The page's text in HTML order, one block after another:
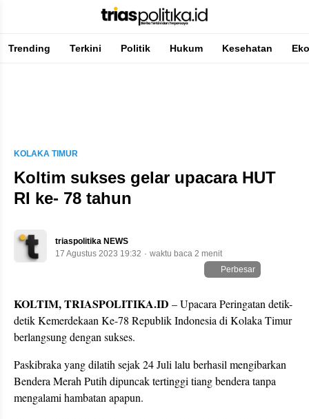
Berita Terkini & Terpercaya
Trending Terkini Politik Hukum Kesehatan
KOLAKA TIMUR
Koltim sukses gelar upacara HUT
RI ke- 78 tahun
triaspolitika NEWS
17 Agustus 2023 19:32
waktu baca 2 menit
Perbesar
KOLTIM, TRIASPOLITIKA.ID – Upacara Peringatan detik-
detik Kemerdekaan Ke-78 Republik Indonesia di Kolaka Timur
berlangsung dengan sukses.
Paskibraka yang dilatih sejak 24 Juli lalu berhasil mengibarkan
Bendera Merah Putih dipuncak tertinggi tiang bendera tanpa
mengalami hambatan apapun.